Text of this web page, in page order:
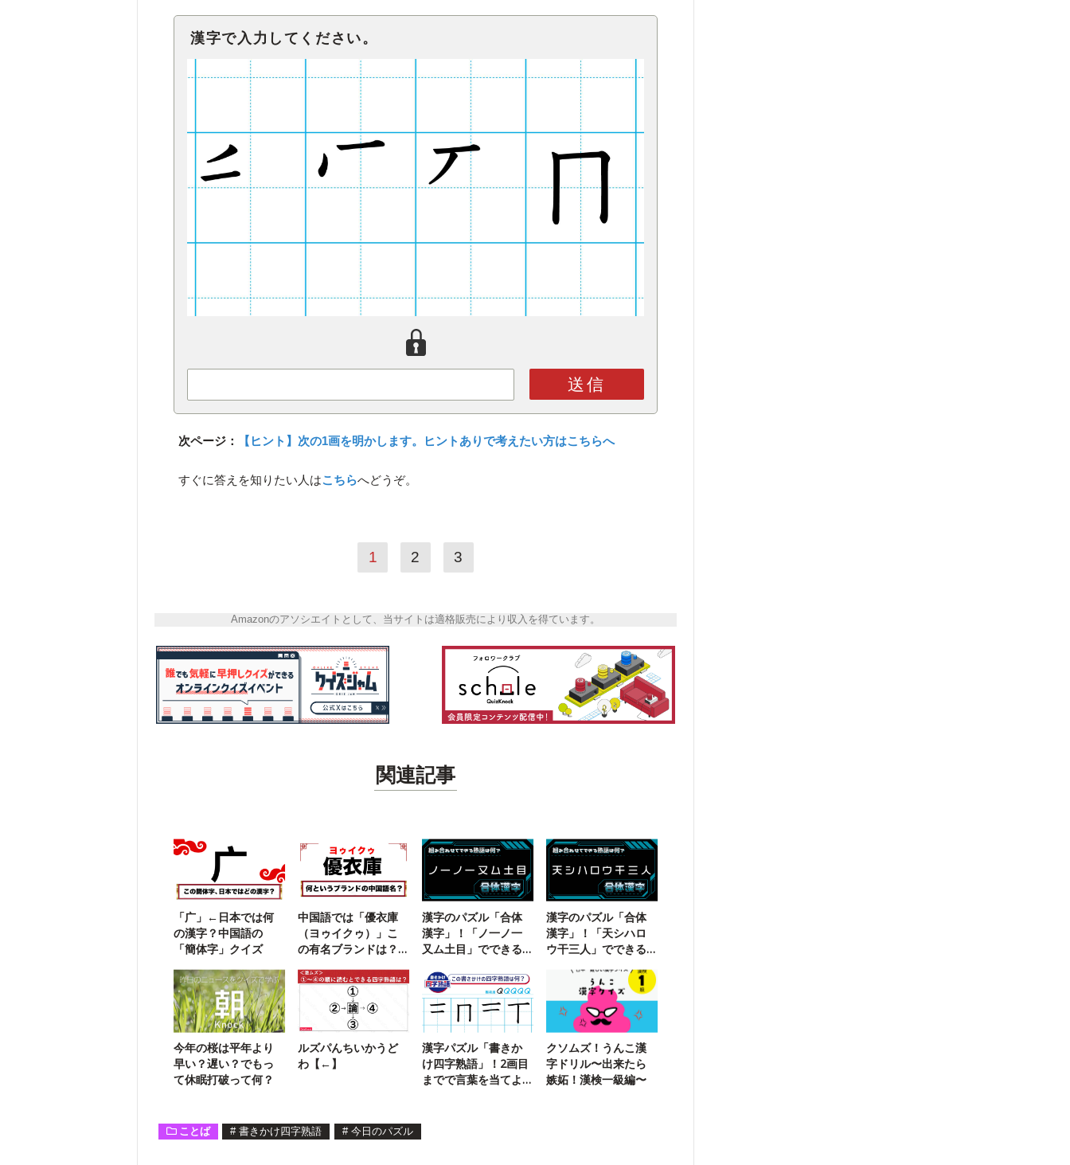
漢字で入力してください。
送信
次ページ： 【ヒント】次の1画を明かします。ヒントありで考えたい方はこちらへ
すぐに答えを知りたい人はこちらへどうぞ。
1 2 3
Amazonのアソシエイトとして、当サイトは適格販売により収入を得ています。
関連記事
「广」←日本では何
の漢字？中国語の
「簡体字」クイズ
中国語では「優衣庫
（ヨゥイクゥ）」こ
の有名ブランドは？
漢字のパズル「合体
漢字」！「ノ一ノ一
又ム土目」でできる
漢字のパズル「合体
漢字」！「天シハロ
ウ干三人」でできる
今年の桜は平年より
早い？遅い？でもっ
て休眠打破って何？
ルズパんちいかうど
わ【←】
漢字パズル「書きか
け四字熟語」！2画目
までで言葉を当てよ
クソムズ！うんこ漢
字ドリル〜出来たら
嫉妬！漢検一級編〜
ことば # 書きかけ四字熟語 # 今日のパズル